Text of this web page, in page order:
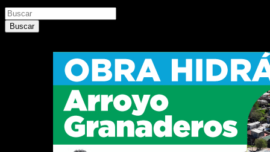
Buscar